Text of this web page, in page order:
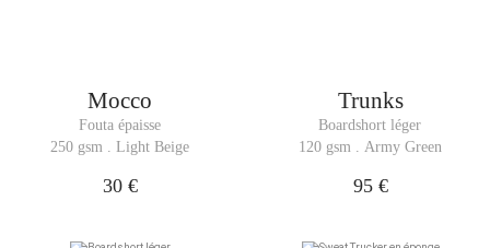
Mocco
Fouta épaisse
250 gsm . Light Beige
30 €
Trunks
Boardshort léger
120 gsm . Army Green
95 €